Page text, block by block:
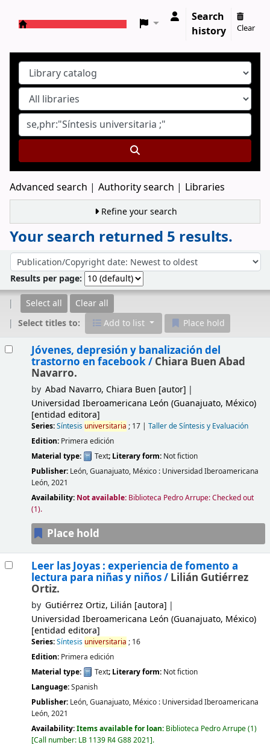
Search
history
Clear
Advanced search Authority search Libraries
Refine your search
Your search returned 5 results.
Sort by:
Results per page:
Select all
Clear all
Select titles to:
Add to list Place hold
Jóvenes, depresión y banalización del
trastorno en facebook / Chiara Buen Abad
Navarro.
by Abad Navarro, Chiara Buen [autor]
Universidad Iberoamericana León (Guanajuato, México)
[entidad editora]
Series:Síntesis universitaria ; 17| Taller de Síntesis y Evaluación
Edition: Primera edición
Material type:
Text; Literary form: Not fiction
Publisher: León, Guanajuato, México : Universidad Iberoamericana
León,2021
Availability: Not available: Biblioteca Pedro Arrupe: Checked out
(1).
Place hold
Leer las Joyas : experiencia de fomento a
lectura para niñas y niños / Lilián Gutiérrez
Ortiz.
by Gutiérrez Ortiz, Lilián [autora]
Universidad Iberoamericana León (Guanajuato, México)
[entidad editora]
Series:Síntesis universitaria ; 16
Edition: Primera edición
Material type:
Text; Literary form: Not fiction
Language:Spanish
Publisher: León, Guanajuato, México : Universidad Iberoamericana
León,2021
Availability:Items available for loan: Biblioteca Pedro Arrupe(1)
Call number: LB 1139 R4 G88 2021 .